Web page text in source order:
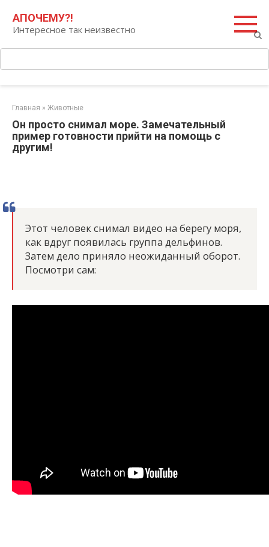
контенту
АПОЧЕМУ?!
Интересное так неизвестно
Главная » Животные
Он просто снимал море. Замечательный
пример готовности прийти на помощь с
другим!
Этот человек снимал видео на берегу моря,
как вдруг появилась группа дельфинов.
Затем дело приняло неожиданный оборот.
Посмотри сам: